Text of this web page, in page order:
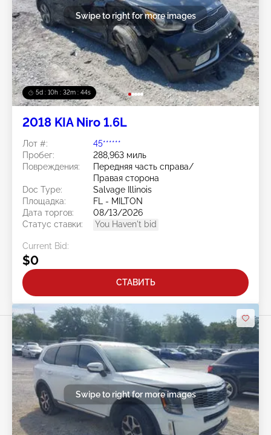
5d : 10h : 32m : 42s
Swipe to right for more images
2018 KIA Niro 1.6L
Лот #:
45******
Пробег:
288,963 миль
Повреждения:
Передняя часть справа/
Правая сторона
Doc Type:
Salvage Illinois
Площадка:
FL - MILTON
Дата торгов:
08/13/2026
Статус ставки:
You Haven't bid
Current Bid:
$0
СТАВИТЬ
Swipe to right for more images